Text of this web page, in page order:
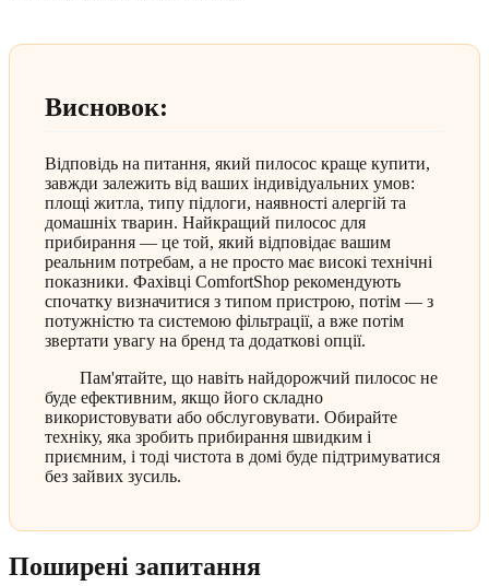
Висновок:
Відповідь на питання, який пилосос краще купити,
завжди залежить від ваших індивідуальних умов:
площі житла, типу підлоги, наявності алергій та
домашніх тварин. Найкращий пилосос для
прибирання — це той, який відповідає вашим
реальним потребам, а не просто має високі технічні
показники. Фахівці ComfortShop рекомендують
спочатку визначитися з типом пристрою, потім — з
потужністю та системою фільтрації, а вже потім
звертати увагу на бренд та додаткові опції.
Пам'ятайте, що навіть найдорожчий пилосос не
буде ефективним, якщо його складно
використовувати або обслуговувати. Обирайте
техніку, яка зробить прибирання швидким і
приємним, і тоді чистота в домі буде підтримуватися
без зайвих зусиль.
Поширені запитання